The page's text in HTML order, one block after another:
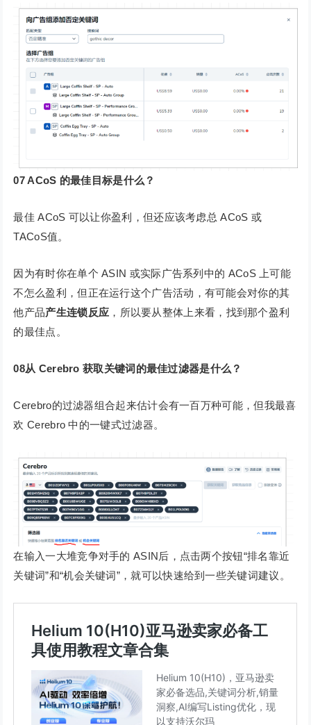
07 ACoS 的最佳目标是什么？
最佳 ACoS 可以让你盈利，但还应该考虑总 ACoS 或
TACoS值。
因为有时你在单个 ASIN 或实际广告系列中的 ACoS 上可能
不怎么盈利，但正在运行这个广告活动，有可能会对你的其
他产品产生连锁反应 ，所以要从整体上来看，找到那个盈利
的最佳点。
08从 Cerebro 获取关键词的最佳过滤器是什么？
Cerebro的过滤器组合起来估计会有一百万种可能，但我最喜
欢 Cerebro 中的一键式过滤器。
在输入一大堆竞争对手的 ASIN后，点击两个按钮“排名靠近
关键词”和“机会关键词”，就可以快速给到一些关键词建议。